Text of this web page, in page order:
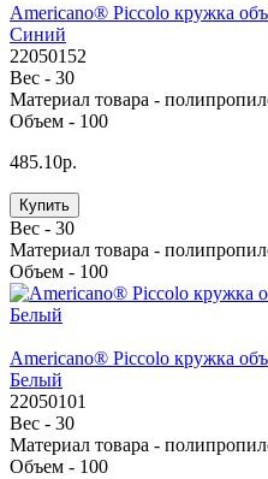
Americano® Piccolo кружка
Cиний
22050152
Вес - 30
Материал товара -
Объем - 100
485.10р.
Купить
Вес - 30
Материал товара -
Объем - 100
Americano® Piccolo кружка
Белый
22050101
Вес - 30
Материал товара -
Объем - 100